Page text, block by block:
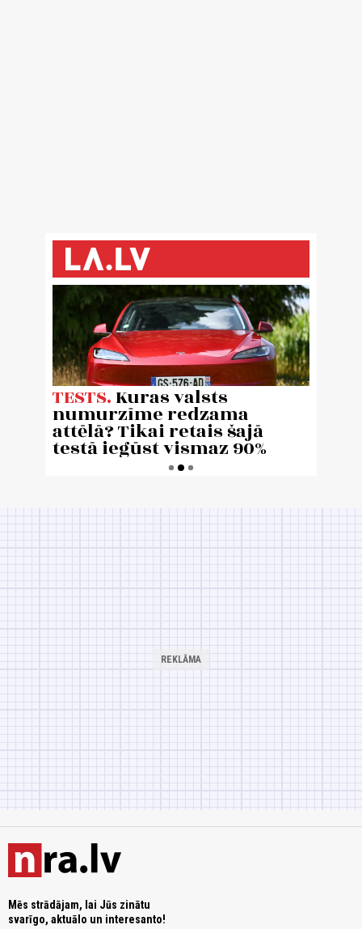
Mēs strādājam, lai Jūs zinātu
svarīgo, aktuālo un interesanto!